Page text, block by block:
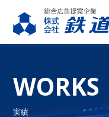
WORKS
実績